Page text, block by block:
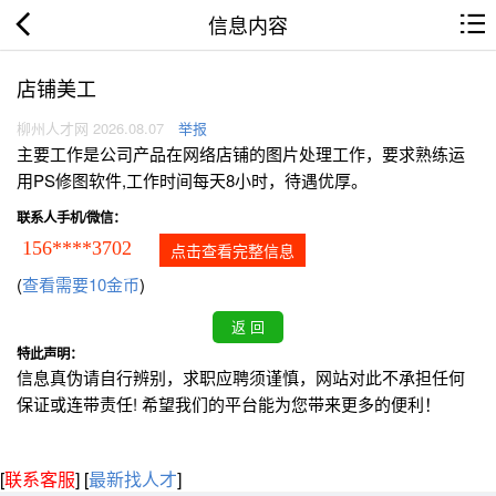
信息内容
店铺美工
柳州人才网 2026.08.07 举报
主要工作是公司产品在网络店铺的图片处理工作，要求熟练运
用PS修图软件,工作时间每天8小时，待遇优厚。
联系人手机/微信：
156****3702 点击查看完整信息
(查看需要10金币)
特此声明：
信息真伪请自行辨别，求职应聘须谨慎，网站对此不承担任何
保证或连带责任! 希望我们的平台能为您带来更多的便利！
[联系客服] [最新找人才]